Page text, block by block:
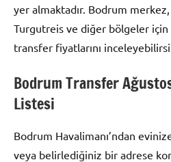
yer almaktadır. Bodrum merkez,
Turgutreis ve diğer bölgeler için
transfer fiyatlarını
Bodrum Transfer
Listesi
Bodrum Havalimanı’ndan
veya belirlediğiniz bir adrese